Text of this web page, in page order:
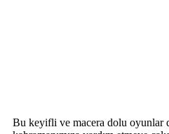
Bu keyifli ve macera dolu oyunlar